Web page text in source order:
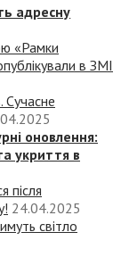
адресну
«‎Рамки
в ЗМІ
Сучасне
оновлення:
укриття в
після
24.04.2025
світло